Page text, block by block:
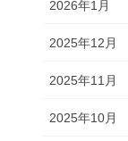
2026年1月
2025年12月
2025年11月
2025年10月